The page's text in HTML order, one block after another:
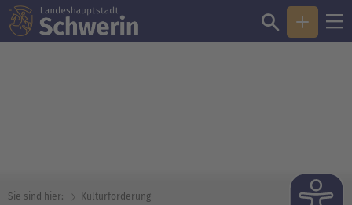
Sie sind hier: Kultur­förderung